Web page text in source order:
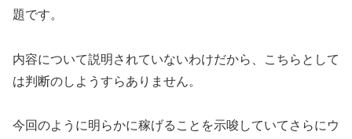
題です。
内容について説明されていないわけだから、こちらとして
は判断のしようすらありません。
今回のように明らかに稼げることを示唆していて さらにウ